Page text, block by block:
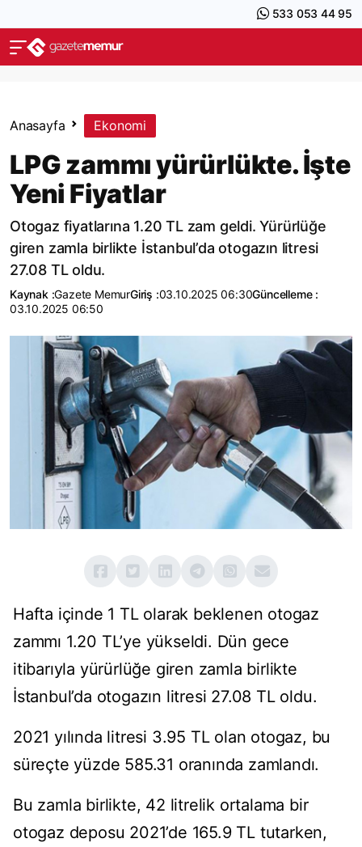
533 053 44 95
Anasayfa Ekonomi
LPG zammı yürürlükte. İşte
Yeni Fiyatlar
Otogaz fiyatlarına 1.20 TL zam geldi. Yürürlüğe
giren zamla birlikte İstanbul’da otogazın litresi
27.08 TL oldu.
Kaynak :Gazete MemurGiriş :03.10.2025 06:30Güncelleme :
03.10.2025 06:50
Hafta içinde 1 TL olarak beklenen otogaz
zammı 1.20 TL’ye yükseldi. Dün gece
itibarıyla yürürlüğe giren zamla birlikte
İstanbul’da otogazın litresi 27.08 TL oldu.
2021 yılında litresi 3.95 TL olan otogaz, bu
süreçte yüzde 585.31 oranında zamlandı.
Bu zamla birlikte, 42 litrelik ortalama bir
otogaz deposu 2021’de 165.9 TL tutarken,